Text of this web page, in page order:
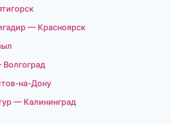
— Красноярск
на-Дону
— Калининград